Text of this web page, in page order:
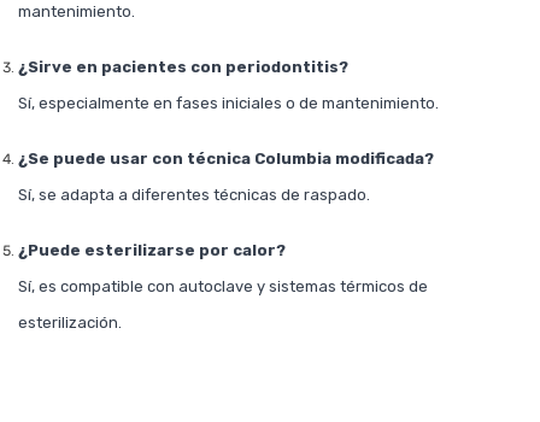
mantenimiento.
¿Sirve en pacientes con periodontitis?
Sí, especialmente en fases iniciales o de mantenimiento.
¿Se puede usar con técnica Columbia modificada?
Sí, se adapta a diferentes técnicas de raspado.
¿Puede esterilizarse por calor?
Sí, es compatible con autoclave y sistemas térmicos de
esterilización.